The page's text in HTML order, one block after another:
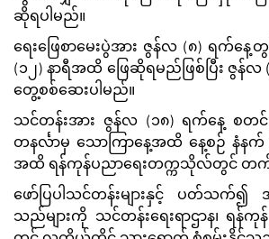
ဆိုရပါမည်။
ရေးဖြေစာမေးပွဲအား ဇွန်လ (၈) ရက်နေ့
(၁၂) နာရီအထိ ဖြေဆိုရမည်ဖြစ်ပြီး ဇွ
တွေ့စစ်ဆေးပါမည်။
သင်တန်းအား ဇွန်လ (၁၈) ရက်နေ့ စတင်
တနင်္လာမှ သောကြာနေ့အထိ နေ့စဉ် နံနက်
အထိ ရန်ကုန်ပညာရေးတက္ကသိုလ်တွင် တက်
ဖော်ပြပါသင်တန်းများနှင့် ပတ်သ
သည်များကို သင်တန်းရေးရာဌာန၊ ရန်